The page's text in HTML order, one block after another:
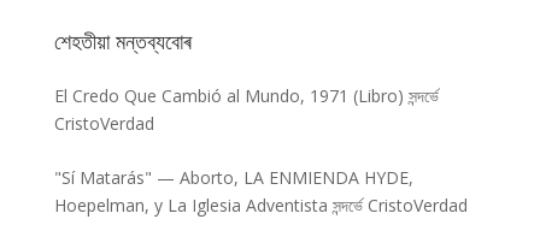
শেহতীয়া মন্তব্যবোৰ
El Credo Que Cambió al Mundo, 1971 (Libro) সন্দৰ্ভে
CristoVerdad
"Sí Matarás" — Aborto, LA ENMIENDA HYDE,
Hoepelman, y La Iglesia Adventista সন্দৰ্ভে CristoVerdad